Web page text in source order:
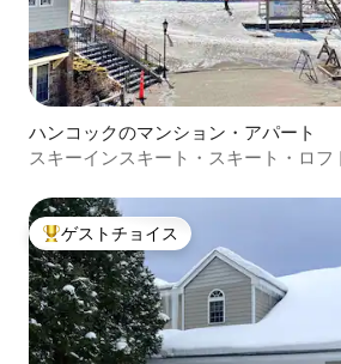
ハンコックのマンション・アパート
スキーインスキート・スキート・ロフ
大好評のゲストチョイスです。
ゲストチョイス